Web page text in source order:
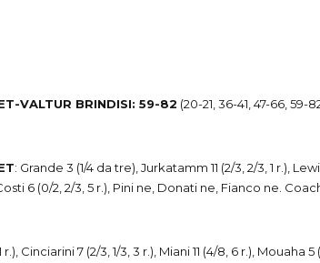
VALTUR BRINDISI: 59-82 (20-21, 36-41, 47-66, 59-
: Grande 3 (1/4 da tre), Jurkatamm 11 (2/3, 2/3, 1 r.),
6 (0/2, 2/3, 5 r.), Pini ne, Donati ne, Fianco ne.
Cinciarini 7 (2/3, 1/3, 3 r.), Miani 11 (4/8, 6 r.), Mouaha